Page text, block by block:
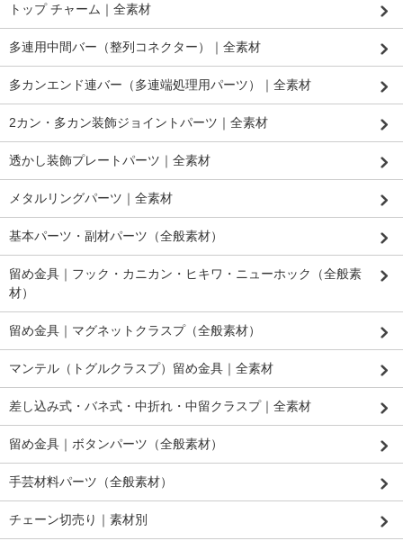
トップ チャーム｜全素材
多連用中間バー（整列コネクター）｜全素材
多カンエンド連バー（多連端処理用パーツ）｜全素材
2カン・多カン装飾ジョイントパーツ｜全素材
透かし装飾プレートパーツ｜全素材
メタルリングパーツ｜全素材
基本パーツ・副材パーツ（全般素材）
留め金具｜フック・カニカン・ヒキワ・ニューホック（全般素
材）
留め金具｜マグネットクラスプ（全般素材）
マンテル（トグルクラスプ）留め金具｜全素材
差し込み式・バネ式・中折れ・中留クラスプ｜全素材
留め金具｜ボタンパーツ（全般素材）
手芸材料パーツ（全般素材）
チェーン切売り｜素材別